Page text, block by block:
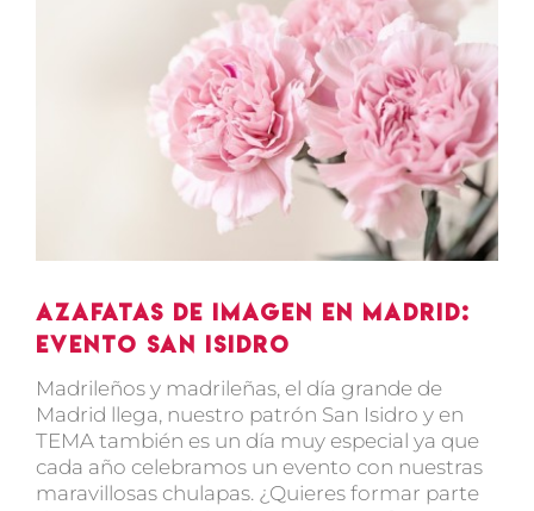
Azafatas de imagen en Madrid:
Evento San Isidro
Madrileños y madrileñas, el día grande de
Madrid llega, nuestro patrón San Isidro y en
TEMA también es un día muy especial ya que
cada año celebramos un evento con nuestras
maravillosas chulapas. ¿Quieres formar parte